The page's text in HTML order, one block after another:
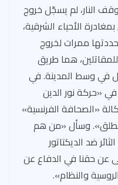
النار، لم يسجّل خروج
الأحياء الشرقية،
ممرات لخروج
للمقاتلين، هما طريق
في وسط المدينة. في
«حركة نور الدين
«الصحافة الفرنسية»
وسأل «من هم
ضد الديكتاتور
عن حقنا في الدفاع عن
والنظام».